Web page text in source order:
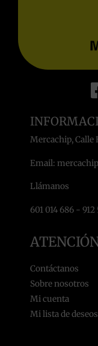
Mercachip, Calle
Email:
Llámanos
601 014 686 - 912
Contáctanos
Sobre nosotros
Mi cuenta
Mi lista de deseos